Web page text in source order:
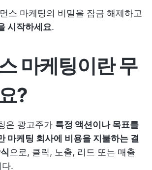
스 마케팅의 비밀을 잠금 해제하고
시작하세요.
마케팅이란 무
?
은 광고주가 특정 액션이나 목표를
마케팅 회사에 비용을 지불하는 결
으로, 클릭, 노출, 리드 또는 매출
.